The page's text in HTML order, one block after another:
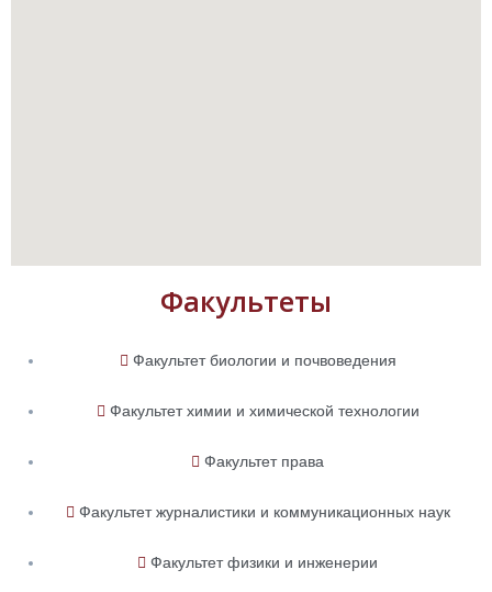
Факультеты
Факультет биологии и почвоведения
Факультет химии и химической технологии
Факультет права
Факультет журналистики и коммуникационных наук
Факультет физики и инженерии